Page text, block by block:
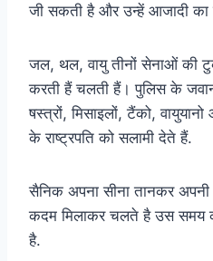
जी सकती है और उन्हें आजादी का
जल, थल, वायु तीनों सेनाओं की
करती हैं चलती हैं। पुलिस के
षस्त्रों, मिसाइलों, टैंको,
के राष्ट्रपति को सलामी देते हैं.
सैनिक अपना सीना तानकर
कदम मिलाकर चलते है उस समय
है.